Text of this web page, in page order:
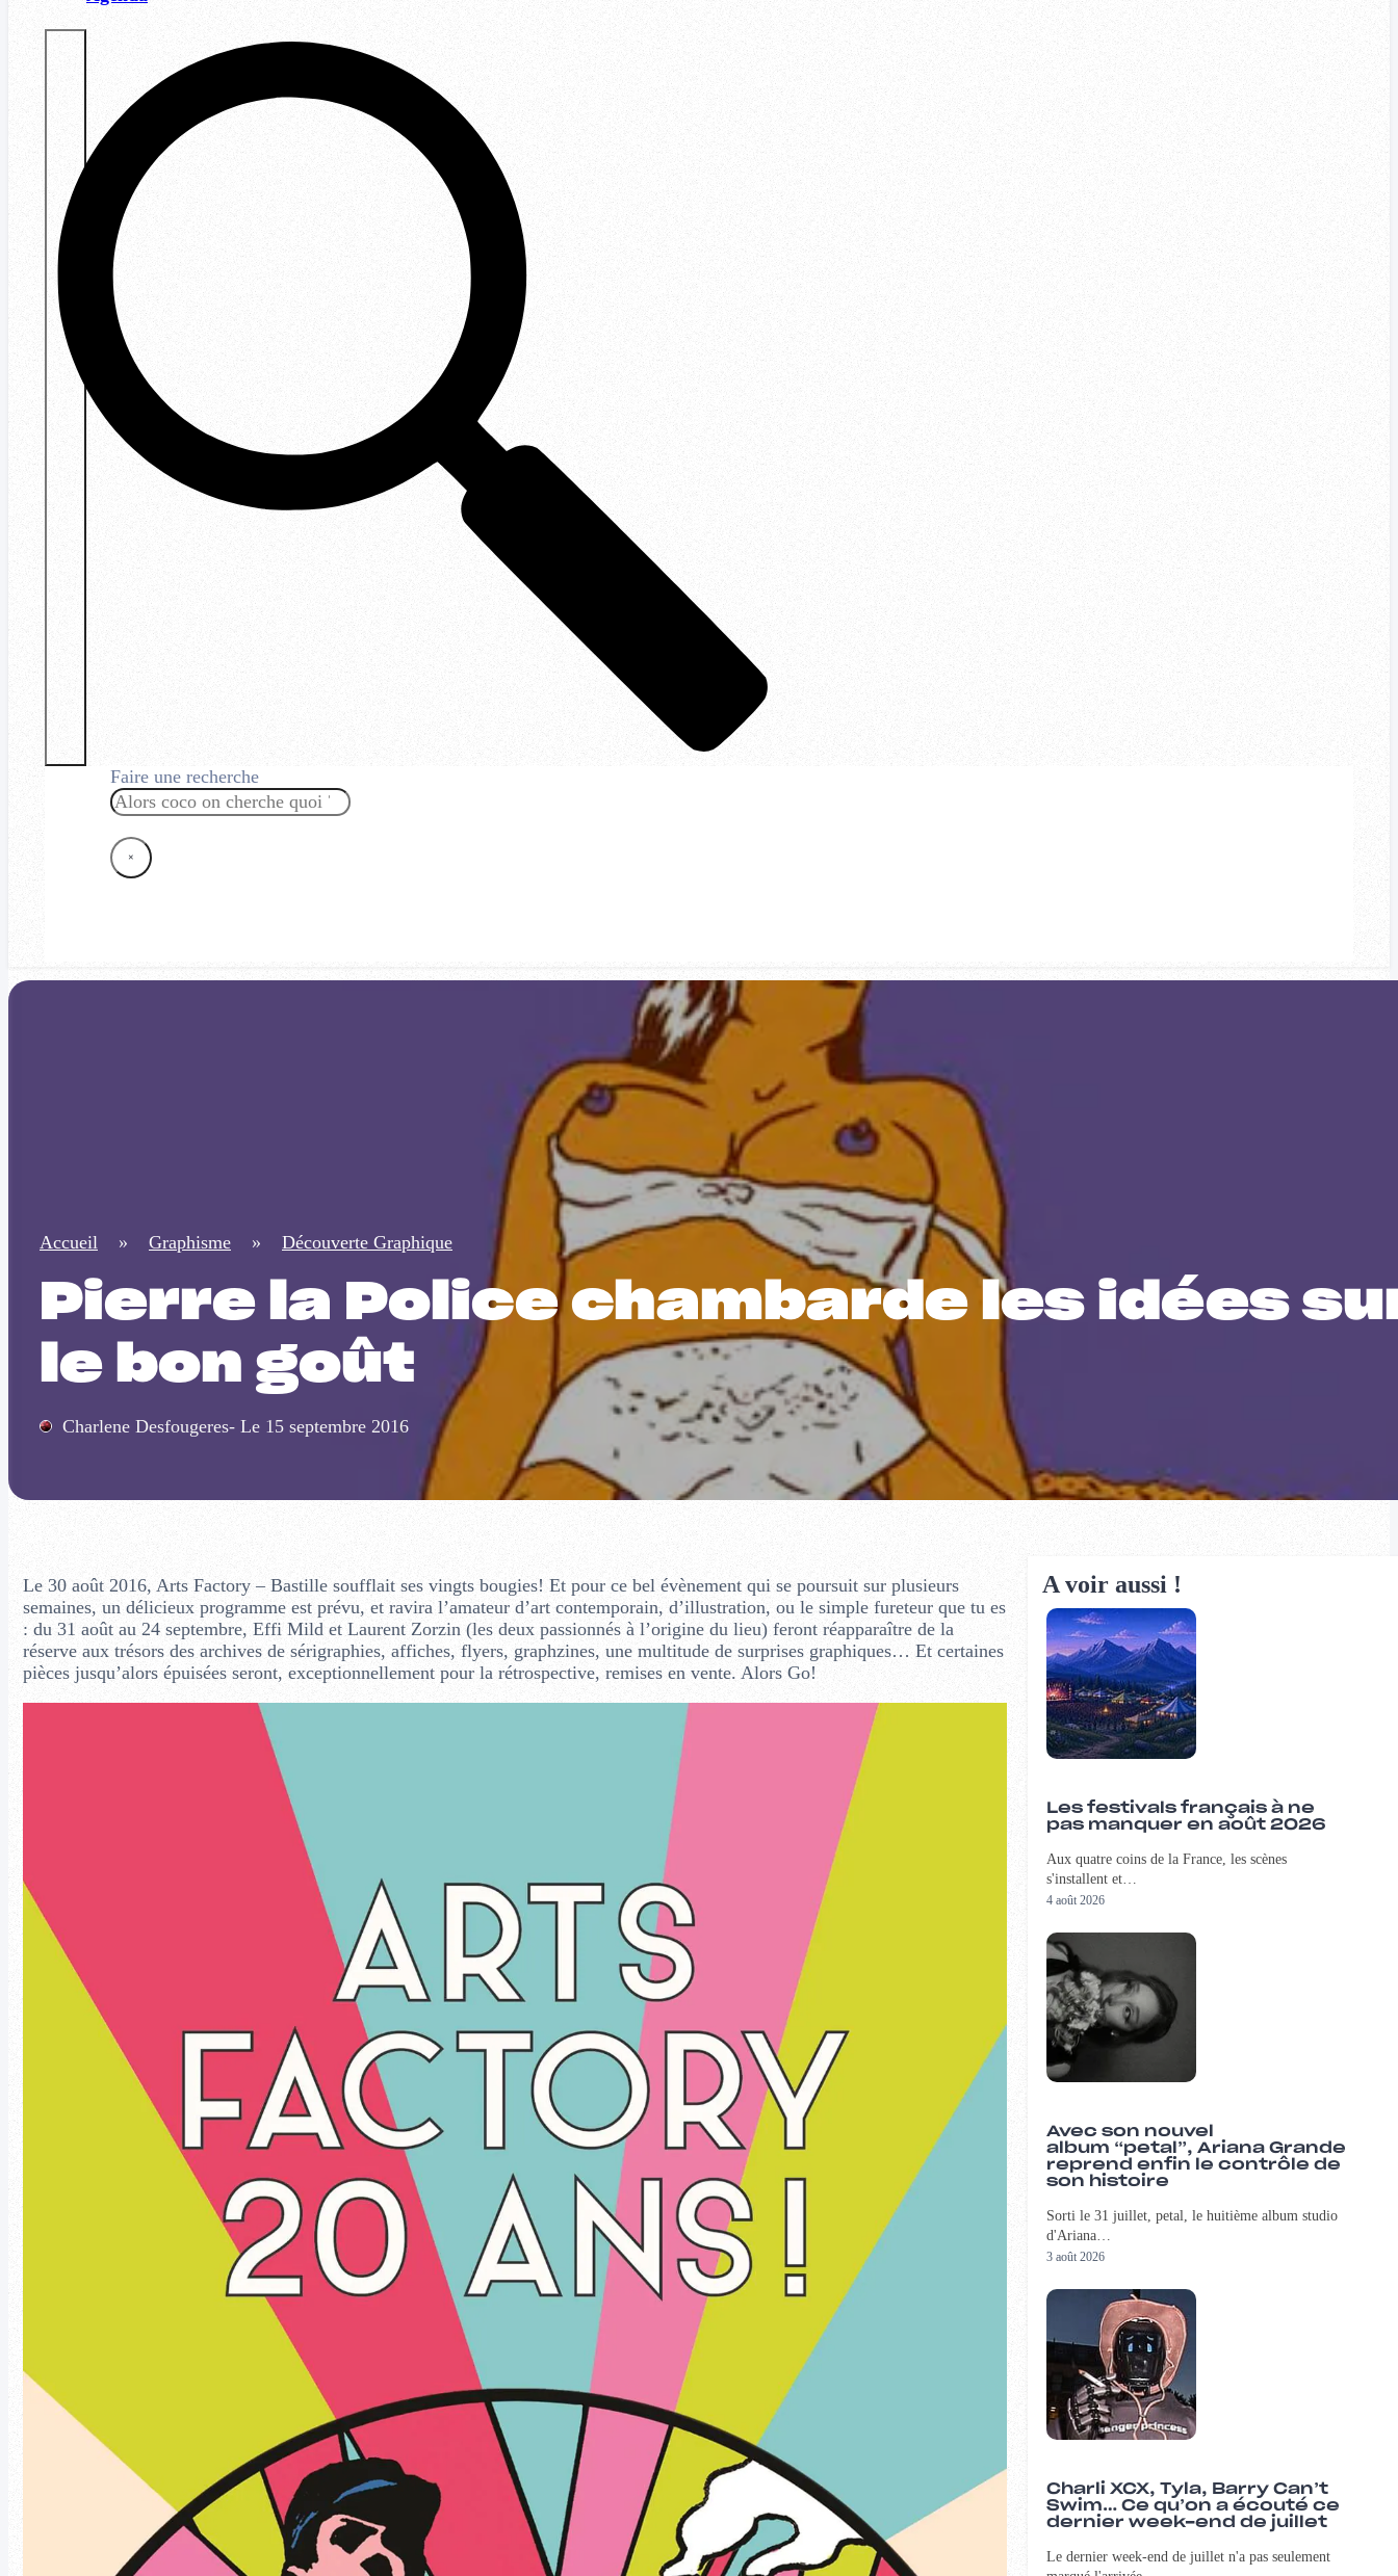
Faire une recherche
Rechercher
×
Accueil » Graphisme » Découverte Graphique
Pierre la Police chambarde les idées
le bon goût
Charlene Desfougeres- Le 15 septembre 2016
Le 30 août 2016, Arts Factory – Bastille soufflait ses vingts bougies! Et pour ce bel évènement qui se poursuit sur plusieurs
semaines, un délicieux programme est prévu, et ravira l’amateur d’art contemporain, d’illustration, ou le simple fureteur que tu es
: du 31 août au 24 septembre, Effi Mild et Laurent Zorzin (les deux passionnés à l’origine du lieu) feront réapparaître de la
réserve aux trésors des archives de sérigraphies, affiches, flyers, graphzines, une multitude de surprises graphiques… Et certaines
pièces jusqu’alors épuisées seront, exceptionnellement pour la rétrospective, remises en vente. Alors Go!
A voir aussi !
Les festivals français à ne
pas manquer en août 2026
Aux quatre coins de la France, les scènes
s'installent et…
4 août 2026
Avec son nouvel
album “petal”, Ariana Grande
reprend enfin le contrôle de
son histoire
Sorti le 31 juillet, petal, le huitième album studio
d'Ariana…
3 août 2026
Charli XCX, Tyla, Barry Can’t
Swim… Ce qu’on a écouté ce
dernier week-end de juillet
Le dernier week-end de juillet n'a pas seulement